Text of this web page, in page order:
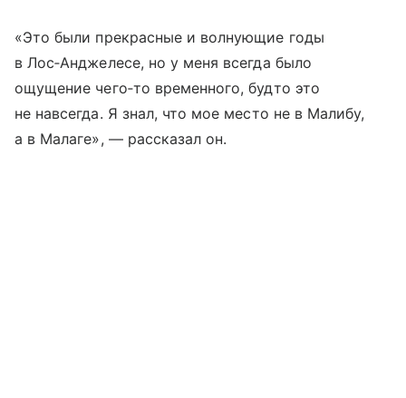
«Это были прекрасные и волнующие годы
в Лос‑Анджелесе, но у меня всегда было
ощущение чего‑то временного, будто это
не навсегда. Я знал, что мое место не в Малибу,
а в Малаге», — рассказал он.